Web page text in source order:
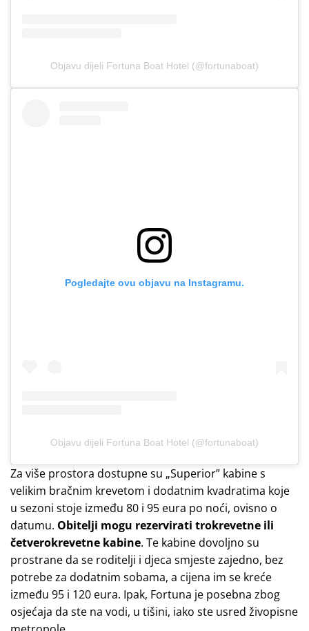
Objavu dijeli Fortuna Boat Hotel (@fortunaboat)
Pogledajte ovu objavu na Instagramu.
Objavu dijeli Fortuna Boat Hotel (@fortunaboat)
Za više prostora dostupne su „Superior” kabine s
velikim bračnim krevetom i dodatnim kvadratima koje
u sezoni stoje između 80 i 95 eura po noći, ovisno o
datumu. Obitelji mogu rezervirati trokrevetne ili
četverokrevetne kabine. Te kabine dovoljno su
prostrane da se roditelji i djeca smjeste zajedno, bez
potrebe za dodatnim sobama, a cijena im se kreće
između 95 i 120 eura. Ipak, Fortuna je posebna zbog
osjećaja da ste na vodi, u tišini, iako ste usred živopisne